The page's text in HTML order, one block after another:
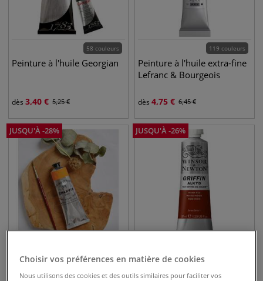
58 couleurs
Peinture à l'huile Georgian
dès 3,40 € 5,25€
119 couleurs
Peinture à l'huile extra-fine
Lefranc & Bourgeois
dès 4,75 € 6,45€
JUSQU'À-28%
150 couleurs
JUSQU'À-26%
Choisir vos préférences en matière de cookies
Nous utilisons des cookies et des outils similaires pour faciliter vos